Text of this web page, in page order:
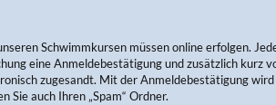
Schwimmkursen müssen online erfolgen.
eine Anmeldebestätigung und zusätzlich kurz
zugesandt. Mit der Anmeldebestätigung
Sie auch Ihren „Spam“ Ordner.